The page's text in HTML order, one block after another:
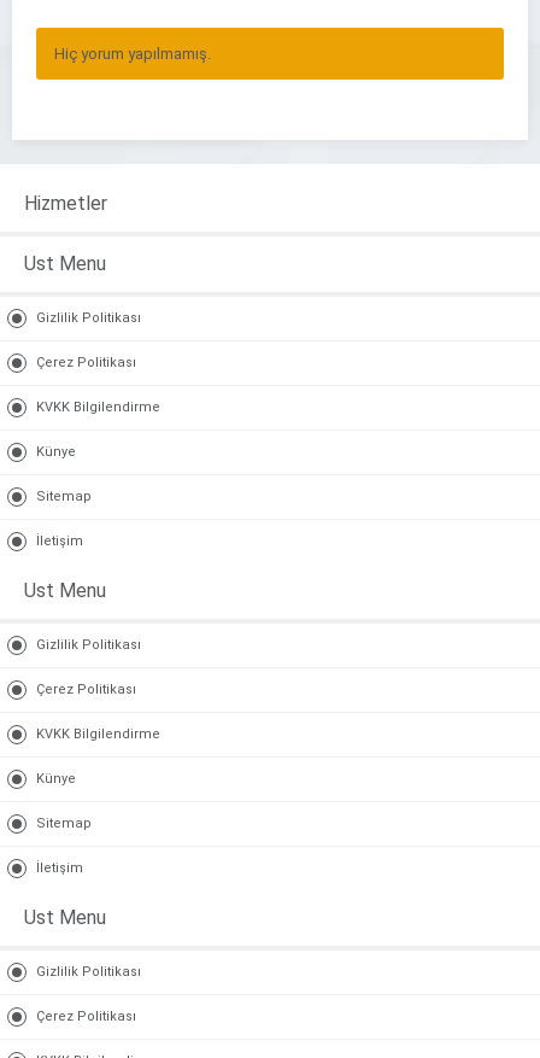
Hiç yorum yapılmamış.
Hizmetler
Ust Menu
Gizlilik Politikası
Çerez Politikası
KVKK Bilgilendirme
Künye
Sitemap
İletişim
Ust Menu
Gizlilik Politikası
Çerez Politikası
KVKK Bilgilendirme
Künye
Sitemap
İletişim
Ust Menu
Gizlilik Politikası
Çerez Politikası